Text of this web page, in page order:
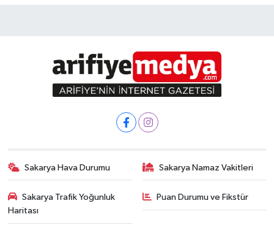
Sakarya Hava Durumu Sakarya Namaz Vakitleri
Sakarya Trafik Yoğunluk
Haritası
Puan Durumu ve Fikstür